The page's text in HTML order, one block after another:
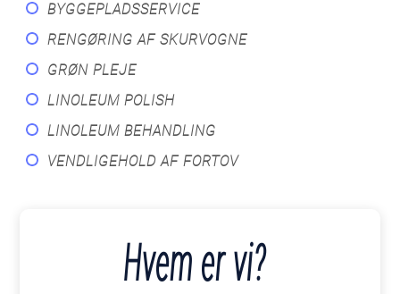
BYGGEPLADSSERVICE
RENGØRING AF SKURVOGNE
GRØN PLEJE
LINOLEUM POLISH
LINOLEUM BEHANDLING
VENDLIGEHOLD AF FORTOV
Hvem er vi?